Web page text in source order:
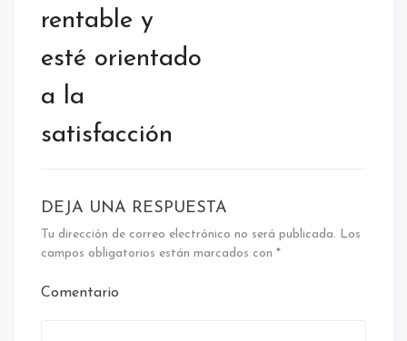
rentable y
esté orientado
a la
satisfacción
DEJA UNA RESPUESTA
Tu dirección de correo electrónico no será publicada. Los
campos obligatorios están marcados con *
Comentario